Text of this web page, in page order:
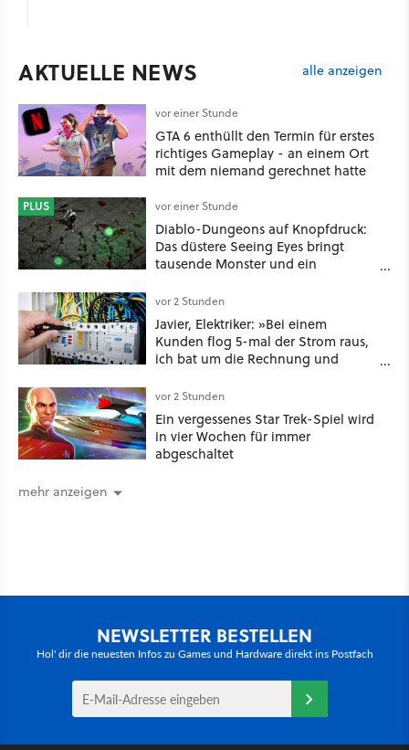
AKTUELLE NEWS alle anzeigen
vor einer Stunde
GTA 6 enthüllt den Termin für erstes
richtiges Gameplay - an einem Ort
mit dem niemand gerechnet hatte
PLUS vor einer Stunde
Diablo-Dungeons auf Knopfdruck:
Das düstere Seeing Eyes bringt
tausende Monster und ein
Spieler feuern
vor 2 Stunden
Javier, Elektriker: »Bei einem
Kunden flog 5-mal der Strom raus,
ich bat um die Rechnung und
eine unterschiedliche vertragliche
Leistung hatte«
vor 2 Stunden
Ein vergessenes Star Trek-Spiel wird
in vier Wochen für immer
abgeschaltet
mehr anzeigen
NEWSLETTER BESTELLEN
Hol' dir die neuesten Infos zu Games und Hardware direkt ins Postfach